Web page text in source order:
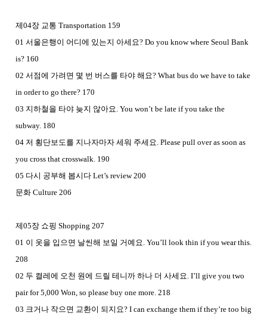
제04장 교통 Transportation 159
01 서울은행이 어디에 있는지 아세요? Do you know where Seoul Bank
is? 160
02 서점에 가려면 몇 번 버스를 타야 해요? What bus do we have to take
in order to go there? 170
03 지하철을 타야 늦지 않아요. You won’t be late if you take the
subway. 180
04 저 횡단보도를 지나자마자 세워 주세요. Please pull over as soon as
you cross that crosswalk. 190
05 다시 공부해 봅시다 Let’s review 200
문화 Culture 206
제05장 쇼핑 Shopping 207
01 이 옷을 입으면 날씬해 보일 거예요. You’ll look thin if you wear this.
208
02 두 켤레에 오천 원에 드릴 테니까 하나 더 사세요. I’ll give you two
pair for 5,000 Won, so please buy one more. 218
03 크거나 작으면 교환이 되지요? I can exchange them if they’re too big